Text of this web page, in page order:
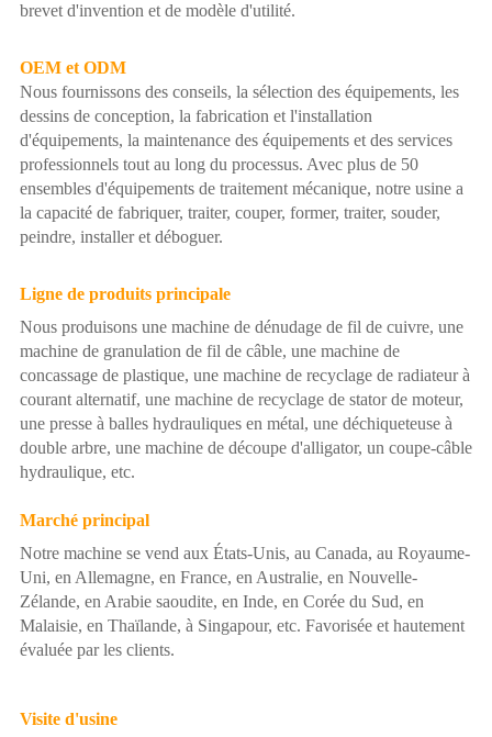
brevet d'invention et de modèle d'utilité.
OEM et ODM
Nous fournissons des conseils, la sélection des équipements, les
dessins de conception, la fabrication et l'installation
d'équipements, la maintenance des équipements et des services
professionnels tout au long du processus. Avec plus de 50
ensembles d'équipements de traitement mécanique, notre usine a
la capacité de fabriquer, traiter, couper, former, traiter, souder,
peindre, installer et déboguer.
Ligne de produits principale
Nous produisons une machine de dénudage de fil de cuivre, une
machine de granulation de fil de câble, une machine de
concassage de plastique, une machine de recyclage de radiateur à
courant alternatif, une machine de recyclage de stator de moteur,
une presse à balles hydrauliques en métal, une déchiqueteuse à
double arbre, une machine de découpe d'alligator, un coupe-câble
hydraulique, etc.
Marché principal
Notre machine se vend aux États-Unis, au Canada, au Royaume-
Uni, en Allemagne, en France, en Australie, en Nouvelle-
Zélande, en Arabie saoudite, en Inde, en Corée du Sud, en
Malaisie, en Thaïlande, à Singapour, etc. Favorisée et hautement
évaluée par les clients.
Visite d'usine